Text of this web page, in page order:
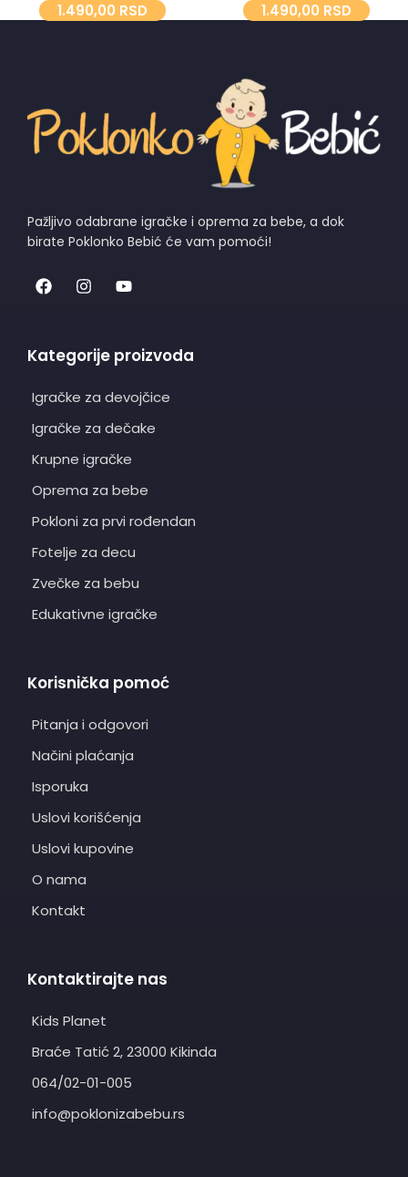
1.490,00 RSD
1.490,00 RSD
Pažljivo odabrane igračke i oprema za bebe, a dok
birate Poklonko Bebić će vam pomoći!
Kategorije proizvoda
Igračke za devojčice
Igračke za dečake
Krupne igračke
Oprema za bebe
Pokloni za prvi rođendan
Fotelje za decu
Zvečke za bebu
Edukativne igračke
Korisnička pomoć
Pitanja i odgovori
Načini plaćanja
Isporuka
Uslovi korišćenja
Uslovi kupovine
O nama
Kontakt
Kontaktirajte nas
Kids Planet
Braće Tatić 2, 23000 Kikinda
064/02-01-005
info@poklonizabebu.rs